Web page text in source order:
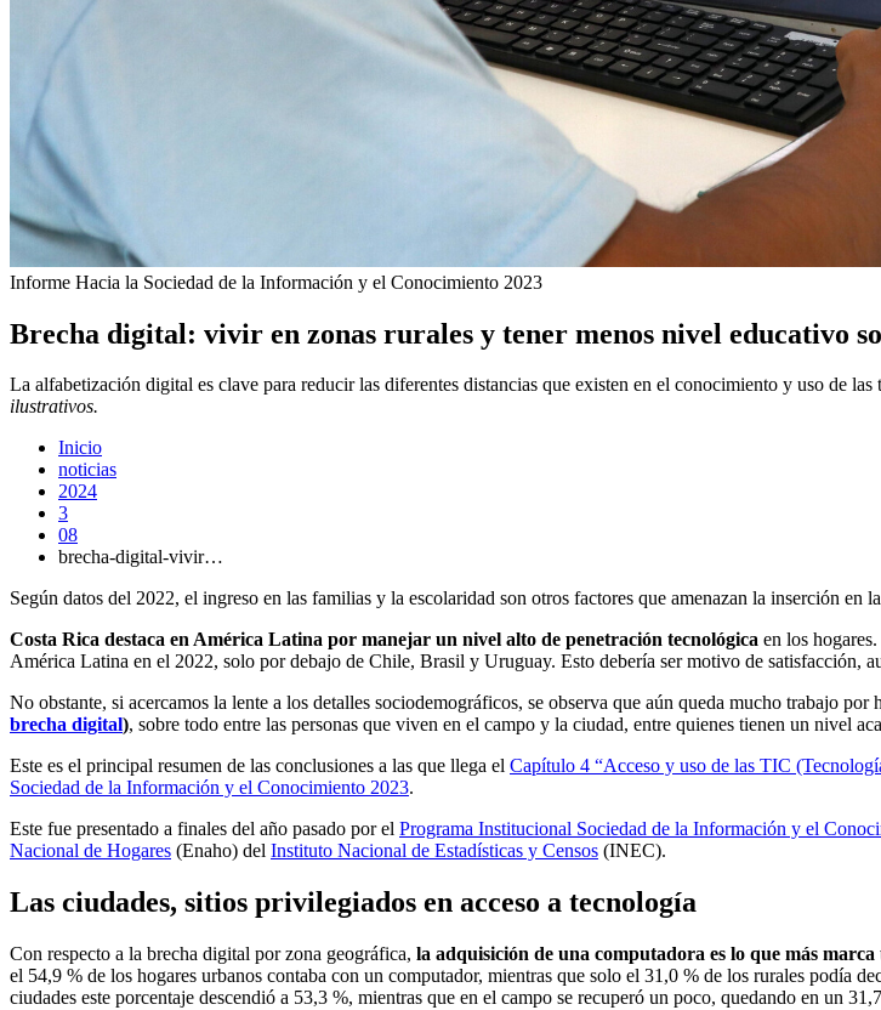
Informe Hacia la Sociedad de la Información y el Conocimiento 2023
Brecha digital: vivir en zonas rurales y tener menos nivel educativo
La alfabetización digital es clave para reducir las diferentes distancias que existen en el conocimiento y uso de
ilustrativos.
Inicio
noticias
2024
3
08
brecha-digital-vivir…
Según datos del 2022, el ingreso en las familias y la escolaridad son otros factores que amenazan la inserción en
Costa Rica destaca en América Latina por manejar un nivel alto de penetración tecnológica en los
América Latina en el 2022, solo por debajo de Chile, Brasil y Uruguay. Esto debería ser motivo de satisfacción,
No obstante, si acercamos la lente a los detalles sociodemográficos, se observa que aún queda mucho trabajo por
brecha digital), sobre todo entre las personas que viven en el campo y la ciudad, entre quienes tienen un nivel
Este es el principal resumen de las conclusiones a las que llega el Capítulo 4 “Acceso y uso de las TIC
Sociedad de la Información y el Conocimiento 2023.
Este fue presentado a finales del año pasado por el Programa Institucional Sociedad de la Información y el
Nacional de Hogares (Enaho) del Instituto Nacional de Estadísticas y Censos (INEC).
Las ciudades, sitios privilegiados en acceso a tecnología
Con respecto a la brecha digital por zona geográfica, la adquisición de una computadora es lo que más
el 54,9 % de los hogares urbanos contaba con un computador, mientras que solo el 31,0 % de los rurales podía
ciudades este porcentaje descendió a 53,3 %, mientras que en el campo se recuperó un poco, quedando en un